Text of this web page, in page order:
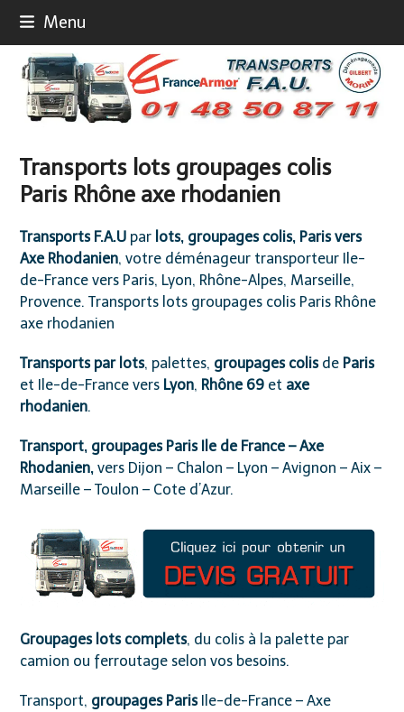
content
Menu
Transports lots groupages colis
Paris Rhône axe rhodanien
Transports F.A.U par lots, groupages colis, Paris vers
Axe Rhodanien, votre déménageur transporteur Ile-
de-France vers Paris, Lyon, Rhône-Alpes, Marseille,
Provence. Transports lots groupages colis Paris Rhône
axe rhodanien
Transports par lots, palettes, groupages colisde Paris
et Ile-de-France vers Lyon, Rhône 69 et axe
rhodanien.
Transport, groupages Paris Ile de France – Axe
Rhodanien, vers Dijon – Chalon – Lyon – Avignon – Aix –
Marseille – Toulon – Cote d’Azur.
Groupages lots complets, du colis à la palette par
camion ou ferroutage selon vos besoins.
Transport, groupages ParisIle-de-France – Axe